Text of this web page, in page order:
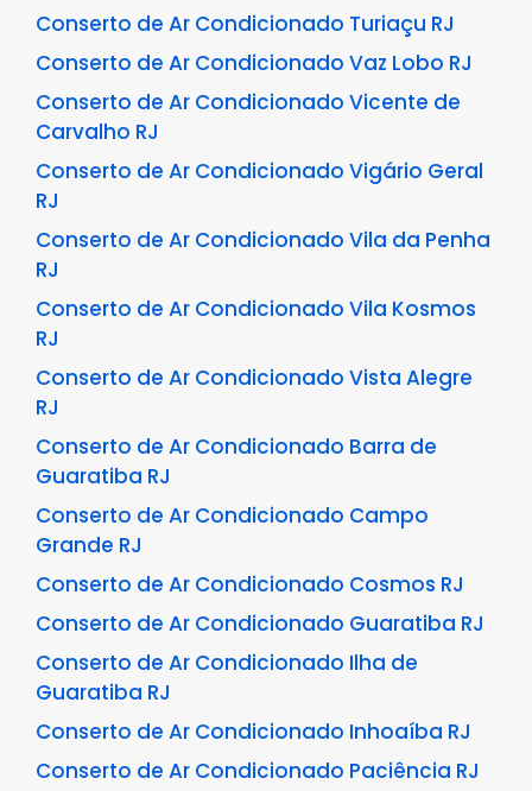
Conserto de Ar Condicionado Turiaçu RJ
Conserto de Ar Condicionado Vaz Lobo RJ
Conserto de Ar Condicionado Vicente de
Carvalho RJ
Conserto de Ar Condicionado Vigário Geral
RJ
Conserto de Ar Condicionado Vila da Penha
RJ
Conserto de Ar Condicionado Vila Kosmos
RJ
Conserto de Ar Condicionado Vista Alegre
RJ
Conserto de Ar Condicionado Barra de
Guaratiba RJ
Conserto de Ar Condicionado Campo
Grande RJ
Conserto de Ar Condicionado Cosmos RJ
Conserto de Ar Condicionado Guaratiba RJ
Conserto de Ar Condicionado Ilha de
Guaratiba RJ
Conserto de Ar Condicionado Inhoaíba RJ
Conserto de Ar Condicionado Paciência RJ